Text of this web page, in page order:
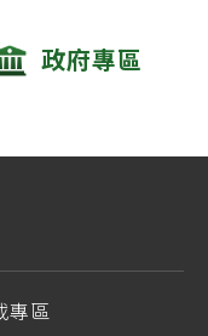
政府專區
專區